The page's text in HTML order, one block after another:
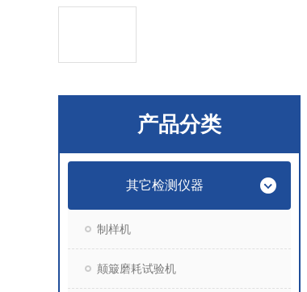
产品分类
其它检测仪器
制样机
颠簸磨耗试验机